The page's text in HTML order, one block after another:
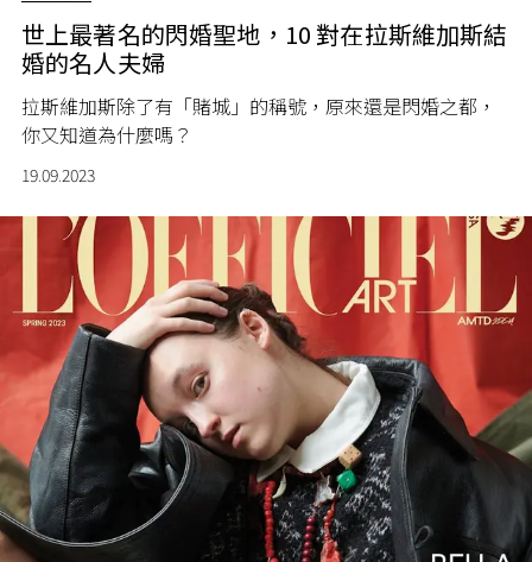
世上最著名的閃婚聖地，10 對在拉斯維加斯結
婚的名人夫婦
拉斯維加斯除了有「賭城」的稱號，原來還是閃婚之都，
你又知道為什麼嗎？
19.09.2023